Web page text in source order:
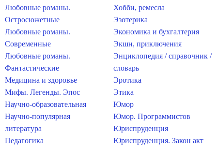
Любовные романы.
Остросюжетные
Любовные романы.
Современные
Любовные романы.
Фантастические
Медицина и здоровье
Мифы. Легенды. Эпос
Научно-образовательная
Научно-популярная
литература
Педагогика
Хобби, ремесла
Эзотерика
Экономика и бухгалтерия
Экшн, приключения
Энциклопедия / справочник /
словарь
Эротика
Этика
Юмор
Юмор. Программистов
Юриспруденция
Юриспруденция. Закон акт